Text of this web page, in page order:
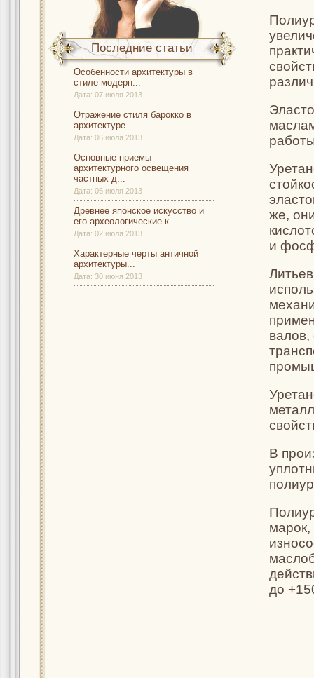
же,
и
валов,
В
марок,
до
Последние статьи
Особенности архитектуры в
стиле модерн...
Дата: 07 июля 2013
Отражение стиля барокко в
архитектуре...
Дата: 06 июля 2013
Основные приемы
архитектурного освещения
частных д...
Дата: 05 июля 2013
Древнее японское искусство и
его археологические к...
Дата: 02 июля 2013
Характерные черты античной
архитектуры...
Дата: 30 июня 2013